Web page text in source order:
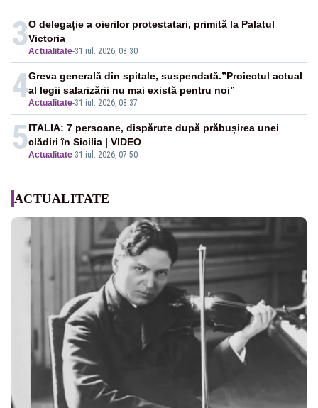
3Actualitate-31 iul. 2026, 08:30
O delegație a oierilor protestatari, primită la Palatul
Victoria
4Actualitate-31 iul. 2026, 08:37
Greva generală din spitale, suspendată.”Proiectul actual
al legii salarizării nu mai există pentru noi”
5Actualitate-31 iul. 2026, 07:50
ITALIA: 7 persoane, dispărute după prăbușirea unei
clădiri în Sicilia | VIDEO
ACTUALITATE